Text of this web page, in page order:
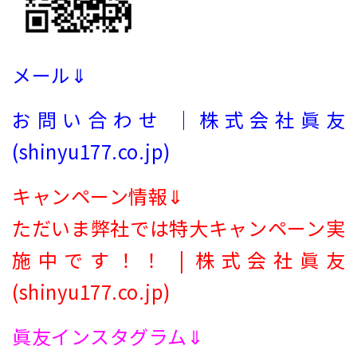
メール⇓
お問い合わせ ｜株式会社眞友
(shinyu177.co.jp)
キャンペーン情報⇓
ただいま弊社では特大キャンペーン実
施中です！！ | 株式会社眞友
(shinyu177.co.jp)
眞友インスタグラム⇓